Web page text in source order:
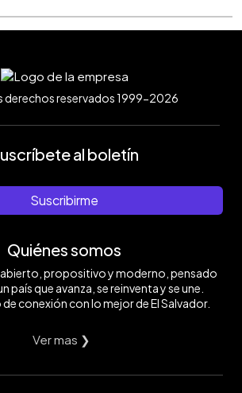
derechos reservados 1999-2026
al boletín
Suscribirme
Quiénes somos
propositivo y moderno, pensado
país que avanza, se reinventa y se une.
conexión con lo mejor de El Salvador.
Ver mas ❯